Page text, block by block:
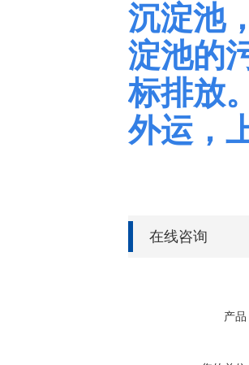
沉淀池
淀池的
标排放
外运，
在线咨询
产品